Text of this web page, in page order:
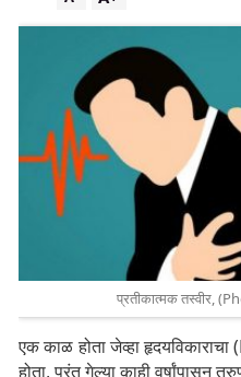
प्रतीकात्मक तस्वीर,
एक काळ होता जेव्हा
होता, परंतु गेल्या काही वर्षांपासून